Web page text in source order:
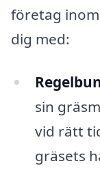
företag
dig med:
sin
vid rätt
gräsets